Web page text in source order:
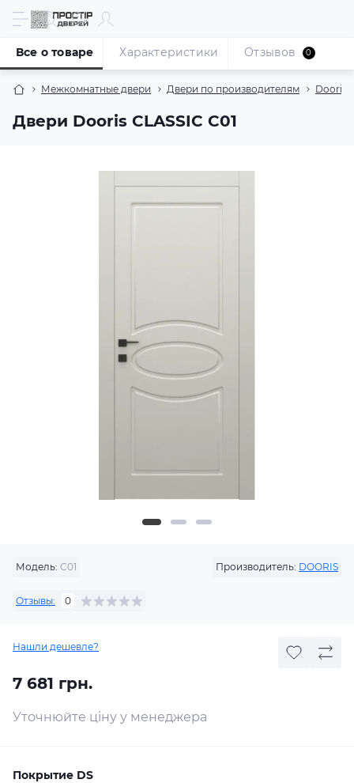
Межкомнатные двери Двери по производителям Dooris
Двери Dooris CLASSIC C01
Все о товаре Характеристики Отзывов 0
Модель: C01 Производитель: DOORIS
Отзывы: 0
Нашли дешевле?
7 681 грн.
Уточнюйте ціну у менеджера
Покрытие DS